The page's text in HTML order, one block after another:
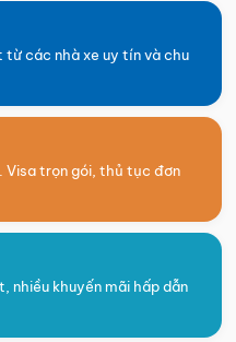
các nhà xe uy tín và chu
Visa trọn gói, thủ tục đơn
nhiều khuyến mãi hấp dẫn